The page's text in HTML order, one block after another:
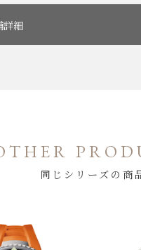
詳細
同じシリーズの商